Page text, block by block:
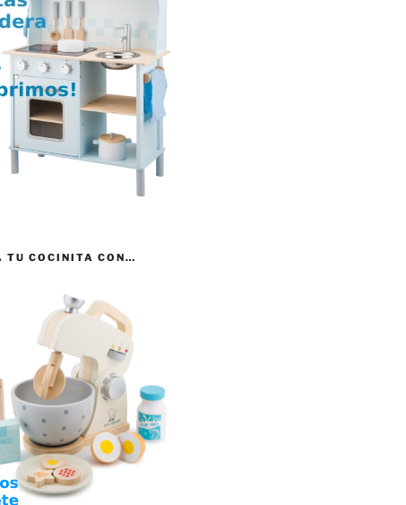
TU COCINITA CON…